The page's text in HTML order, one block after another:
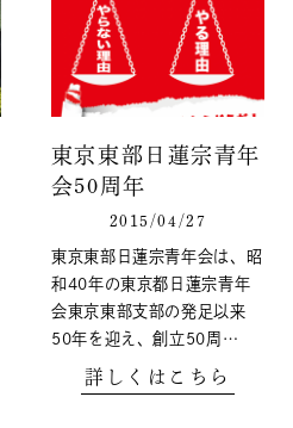
東京東部日蓮宗青年
会50周年
2015/04/27
東京東部日蓮宗青年会は、昭
和40年の東京都日蓮宗青年
会東京東部支部の発足以来
50年を迎え、創立50周…
詳しくはこちら